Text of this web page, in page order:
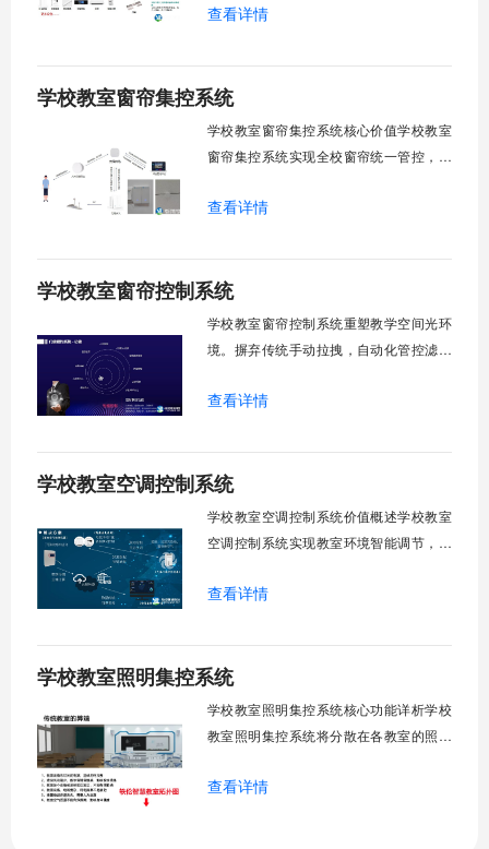
领域，打造教室风扇控制系统，实现温度
分组联动、安全防护六大模块一体化运
行，为学校提供精细化风扇管理方案。
查看详情
学校教室窗帘集控系统
学校教室窗帘集控系统核心价值学校教室
窗帘集控系统实现全校窗帘统一管控，提
能化改造后，一键完成全校窗帘开合，节
生视力健康，营造舒适教学环境。节能减
排效果显著，延长窗帘使用寿命，降低学
查看详情
学校教室窗帘控制系统
学校教室窗帘控制系统重塑教学空间光环
境。摒弃传统手动拉拽，自动化管控滤除
足，节能降耗。精准适配多媒体教学、考
能智慧校园生态升级。智能光感调节1. 动
态光照追踪实时捕捉室外照度参数。光照
查看详情
学校教室空调控制系统
学校教室空调控制系统价值概述学校教室
空调控制系统实现教室环境智能调节，提
管理全校空调设备，远程监控运行状态，
警。管理人员通过平台统一管控，减少人
工巡检工作量，延长设备使用寿命，节约
查看详情
学校教室照明集控系统
学校教室照明集控系统核心功能详析学校
教室照明集控系统将分散在各教室的照明
关、按需调光、定时策略、能耗监测、故
查看详情